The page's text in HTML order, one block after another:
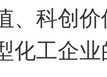
、科创
化工企